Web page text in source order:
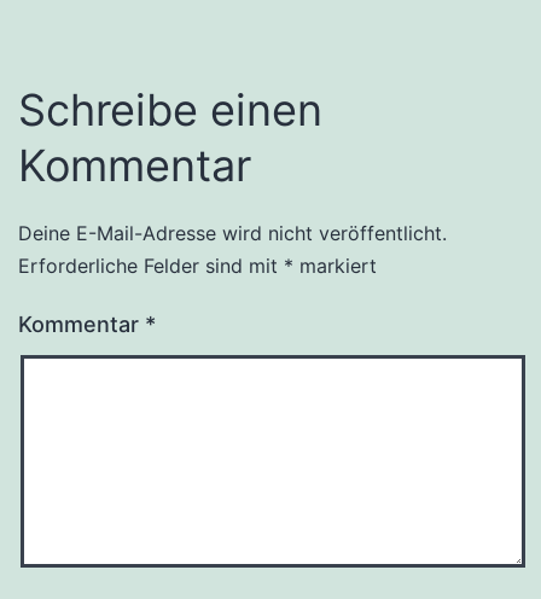
Schreibe einen
Kommentar
Deine E-Mail-Adresse wird nicht veröffentlicht.
Erforderliche Felder sind mit * markiert
Kommentar *